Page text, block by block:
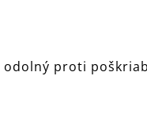
proti